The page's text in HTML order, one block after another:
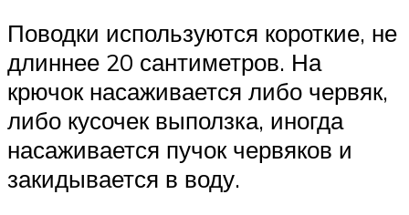
Поводки используются короткие, не
длиннее 20 сантиметров. На
крючок насаживается либо червяк,
либо кусочек выползка, иногда
насаживается пучок червяков и
закидывается в воду.